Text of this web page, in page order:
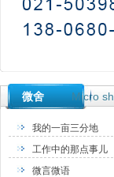
微舍 Micro
我的一亩三分地
工作中的那点事儿
微言微语